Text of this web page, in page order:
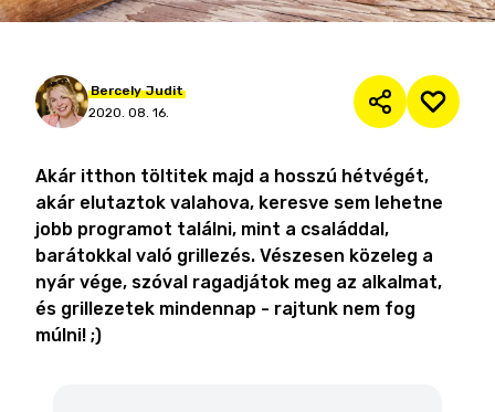
Bercely Judit
2020. 08. 16.
Akár itthon töltitek majd a hosszú hétvégét,
akár elutaztok valahova, keresve sem lehetne
jobb programot találni, mint a családdal,
barátokkal való grillezés. Vészesen közeleg a
nyár vége, szóval ragadjátok meg az alkalmat,
és grillezetek mindennap - rajtunk nem fog
múlni! ;)